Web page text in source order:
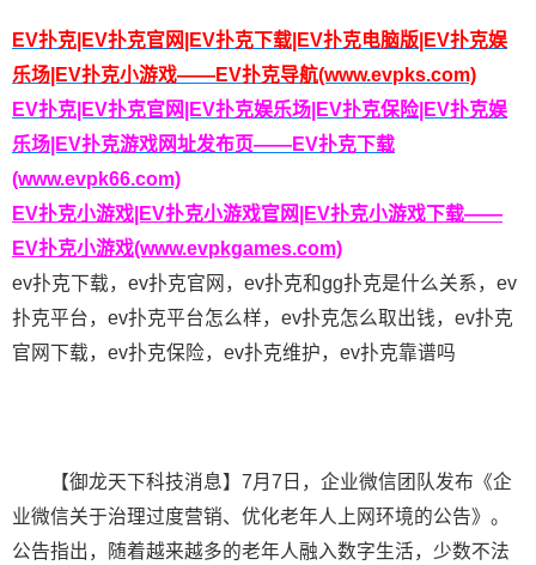
EV扑克|EV扑克官网|EV扑克下载|EV扑克电脑版|EV扑克娱
乐场|EV扑克小游戏——EV扑克导航(www.evpks.com)
EV扑克|EV扑克官网|EV扑克娱乐场|EV扑克保险|EV扑克娱
乐场|EV扑克游戏网址发布页——EV扑克下载
(www.evpk66.com)
EV扑克小游戏|EV扑克小游戏官网|EV扑克小游戏下载——
EV扑克小游戏(www.evpkgames.com)
ev扑克下载，ev扑克官网，ev扑克和gg扑克是什么关系，ev
扑克平台，ev扑克平台怎么样，ev扑克怎么取出钱，ev扑克
官网下载，ev扑克保险，ev扑克维护，ev扑克靠谱吗
【御龙天下科技消息】7月7日，企业微信团队发布《企
业微信关于治理过度营销、优化老年人上网环境的公告》。
公告指出，随着越来越多的老年人融入数字生活，少数不法